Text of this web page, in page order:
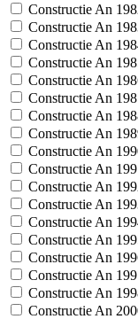
Constructie An
Constructie An
Constructie An
Constructie An
Constructie An
Constructie An
Constructie An
Constructie An
Constructie An
Constructie An
Constructie An
Constructie An
Constructie An
Constructie An
Constructie An
Constructie An
Constructie An
Constructie An